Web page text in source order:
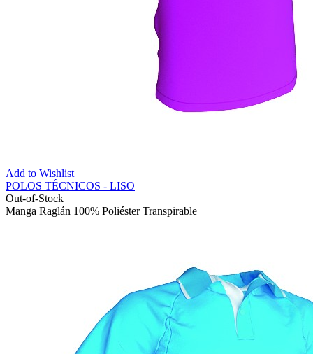
Add to Wishlist
POLOS TÉCNICOS - LISO
Out-of-Stock
Manga Raglán 100% Poliéster Transpirable